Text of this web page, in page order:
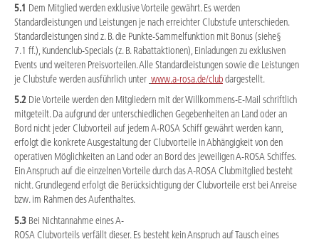
5.1 Dem Mitglied werden exklusive Vorteile gewährt. Es werden
Standardleistungen und Leistungen je nach erreichter Clubstufe unterschieden.
Standardleistungen sind z. B. die Punkte-Sammelfunktion mit Bonus (siehe§
7.1 ff.), Kundenclub-Specials (z. B. Rabattaktionen), Einladungen zu exklusiven
Events und weiteren Preisvorteilen. Alle Standardleistungen sowie die Leistungen
je Clubstufe werden ausführlich unter www.a-rosa.de/clubdargestellt.
5.2 Die Vorteile werden den Mitgliedern mit der Willkommens-E-Mail schriftlich
mitgeteilt. Da aufgrund der unterschiedlichen Gegebenheiten an Land oder an
Bord nicht jeder Clubvorteil auf jedem A-ROSA Schiff gewährt werden kann,
erfolgt die konkrete Ausgestaltung der Clubvorteile in Abhängigkeit von den
operativen Möglichkeiten an Land oder an Bord des jeweiligen A-ROSA Schiffes.
Ein Anspruch auf die einzelnen Vorteile durch das A-ROSA Clubmitglied besteht
nicht. Grundlegend erfolgt die Berücksichtigung der Clubvorteile erst bei Anreise
bzw. im Rahmen des Aufenthaltes.
5.3 Bei Nichtannahme eines A-
ROSA Clubvorteils verfällt dieser. Es besteht kein Anspruch auf Tausch eines